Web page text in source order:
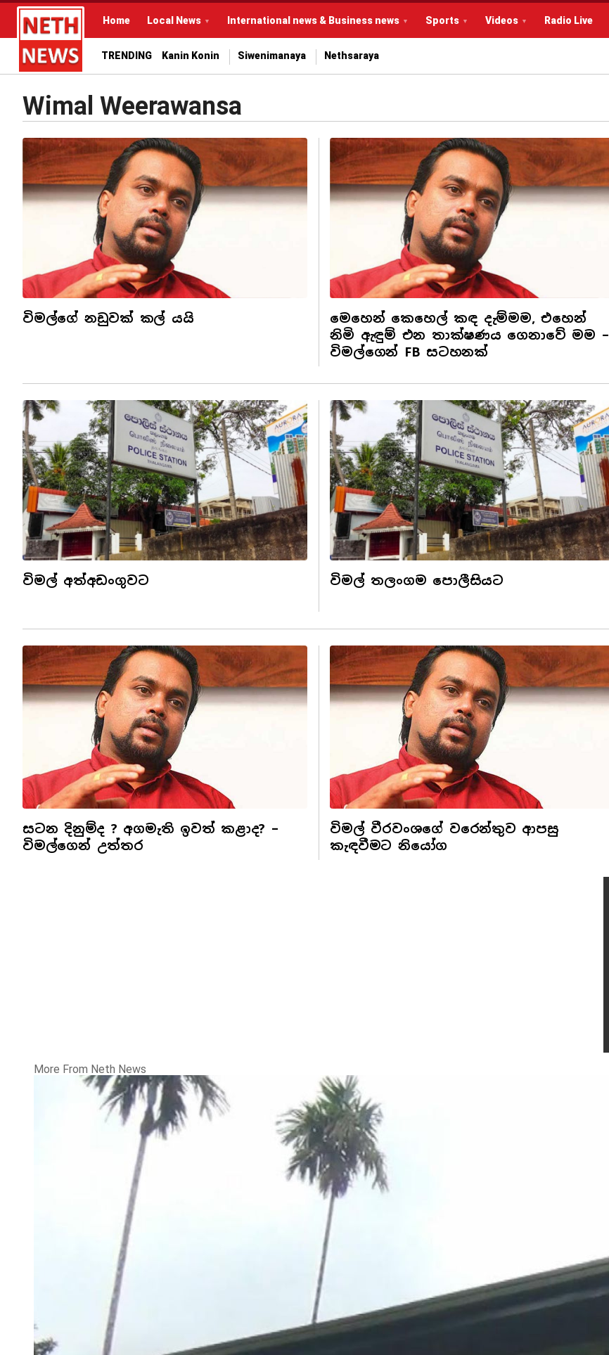
Home Local News International news & Business news Sports Videos Radio Live
TRENDING Kanin Konin Siwenimanaya Nethsaraya
Wimal Weerawansa
විමල්ගේ නඩුවක් කල් යයි
මෙහෙන් කෙහෙල් කඳ දැම්මම, එහෙන්
නිමි ඇඳුම් එන තාක්ෂණය ගෙනාවේ මම –
විමල්ගෙන් FB සටහනක්
විමල් අත්අඩංගුවට විමල් තලංගම පොලීසියට
සටන දිනුම්ද ? අගමැති ඉවත් කළාද? –
විමල්ගෙන් උත්තර
විමල් වීරවංශගේ වරෙන්තුව ආපසු
කැඳවීමට නියෝග
More From Neth News